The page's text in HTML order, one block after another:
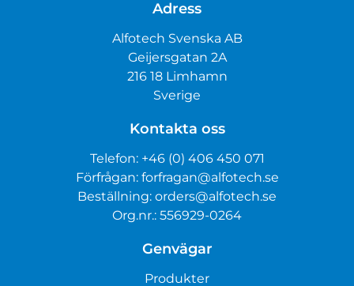
Adress
Alfotech Svenska AB
Geijersgatan 2A
216 18 Limhamn
Sverige
Kontakta oss
Telefon: +46 (0) 406 450 071
Förfrågan: forfragan@alfotech.se
Beställning: orders@alfotech.se
Org.nr.: 556929-0264
Genvägar
Produkter